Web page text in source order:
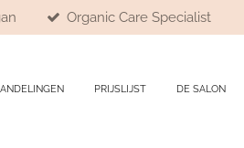
Organic Care Specialist
PRIJSLIJST DE SALON